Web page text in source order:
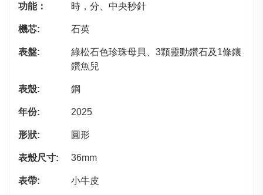
功能： 時，分、中央秒針
機芯: 石英
表盤:
綠松石色珍珠母貝、3顆靈動鑽石及1條鑲
鑽魚兒
表殼: 鋼
年份: 2025
形狀: 圓形
表殼尺寸: 36mm
表帶: 小牛皮